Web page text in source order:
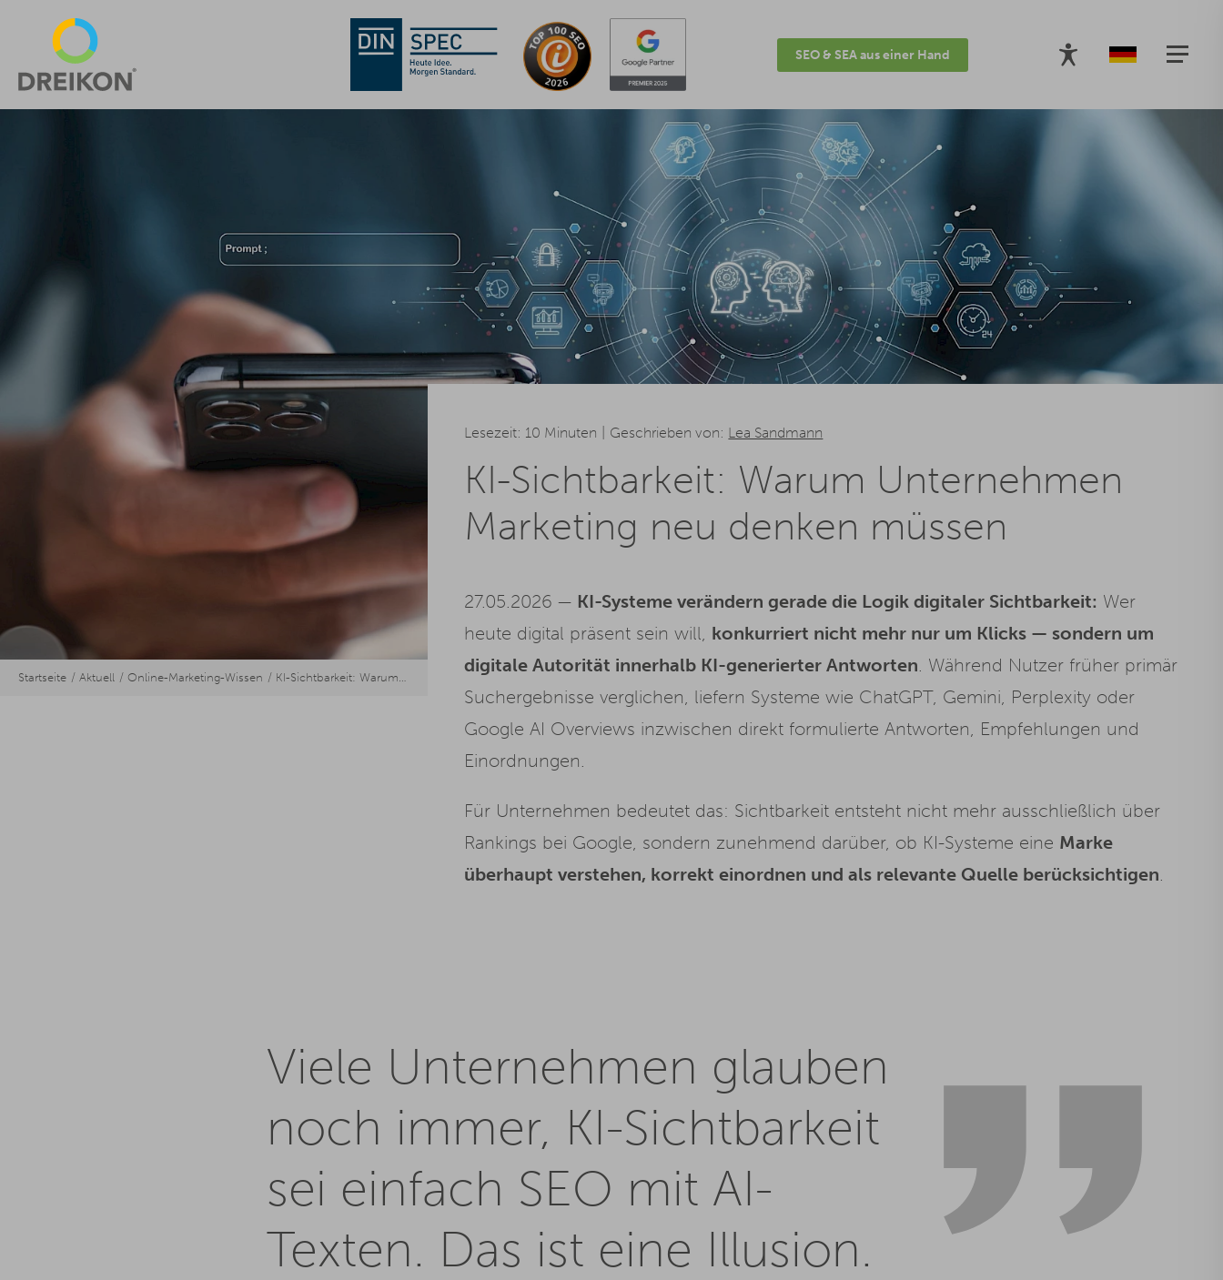
SEO & SEA aus einer Hand
Startseite Aktuell Online-Marketing-Wissen
Lesezeit: 10 Minuten Geschrieben von: Lea Sandmann
KI-Sichtbarkeit: Warum Unternehmen
Marketing neu denken müssen
27.05.2026 — KI-Systeme verändern gerade die Logik digitaler Sichtbarkeit: Wer
heute digital präsent sein will, konkurriert nicht mehr nur um Klicks — sondern um
digitale Autorität innerhalb KI-generierter Antworten . Während Nutzer früher primär
Suchergebnisse verglichen, liefern Systeme wie ChatGPT, Gemini, Perplexity oder
Google AI Overviews inzwischen direkt formulierte Antworten, Empfehlungen und
Einordnungen.
Für Unternehmen bedeutet das: Sichtbarkeit entsteht nicht mehr ausschließlich über
Rankings bei Google, sondern zunehmend darüber, ob KI-Systeme eine Marke
überhaupt verstehen, korrekt einordnen und als relevante Quelle berücksichtigen
Viele Unternehmen glauben
noch immer, KI-Sichtbarkeit
sei einfach SEO mit AI-
Texten. Das ist eine Illusion.
ÜberblickSEO vs. KI SEONo-Gosfür Unternehmenfür WebsitesZuständigkeitenPlattformen & FormateKPISelbsttestKI-StrategieFazit